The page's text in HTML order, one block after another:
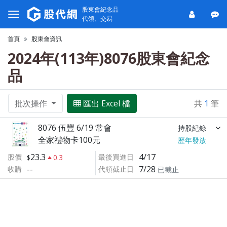
股東會紀念品
代領、交易
首頁 股東會資訊
2024年(113年)8076股東會紀念
品
批次操作 匯出 Excel 檔 共 1 筆
8076 伍豐 6/19 常會 持股紀錄
全家禮物卡100元
歷年發放
股價
23.3
0.3
收購 --
最後買進日 4/17
代領截止日 7/28 已截止